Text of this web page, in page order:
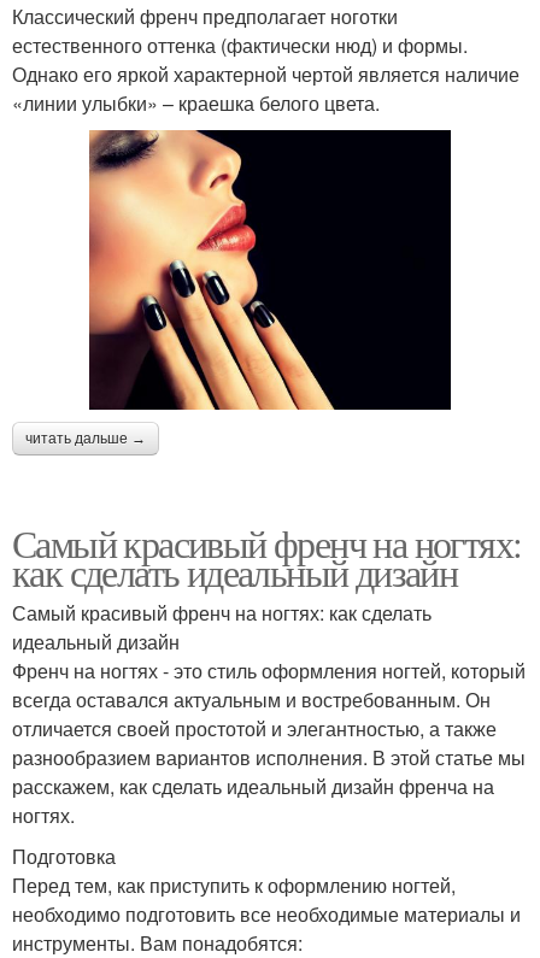
Классический френч предполагает ноготки
естественного оттенка (фактически нюд) и формы.
Однако его яркой характерной чертой является наличие
«линии улыбки» – краешка белого цвета.
читать дальше →
Самый красивый френч на ногтях:
как сделать идеальный дизайн
Самый красивый френч на ногтях: как сделать
идеальный дизайн
Френч на ногтях - это стиль оформления ногтей, который
всегда оставался актуальным и востребованным. Он
отличается своей простотой и элегантностью, а также
разнообразием вариантов исполнения. В этой статье мы
расскажем, как сделать идеальный дизайн френча на
ногтях.
Подготовка
Перед тем, как приступить к оформлению ногтей,
необходимо подготовить все необходимые материалы и
инструменты. Вам понадобятся: